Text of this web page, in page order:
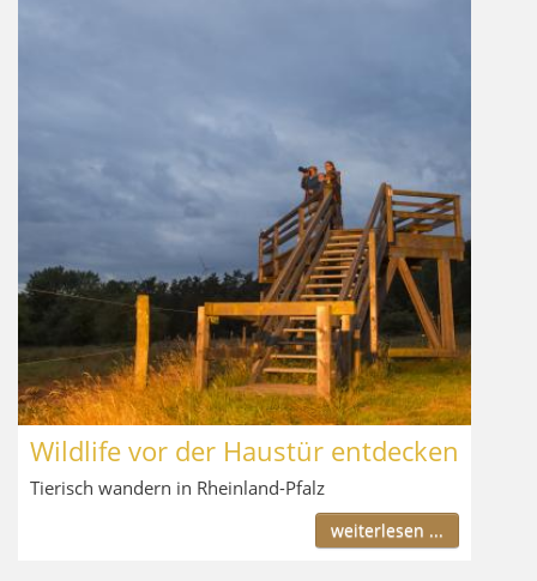
Wildlife vor der Haustür entdecken
Tierisch wandern in Rheinland-Pfalz
weiterlesen ...